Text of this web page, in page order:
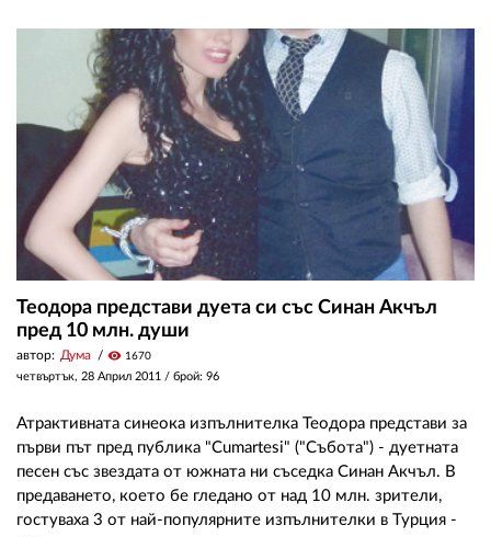
Теодора представи дуета си със Синан Акчъл
пред 10 млн. души
автор: Дума visibility 1670
четвъртък, 28 Април 2011 / брой: 96
Атрактивната синеока изпълнителка Теодора представи за
първи път пред публика "Cumartesi" ("Събота") - дуетната
песен със звездата от южната ни съседка Синан Акчъл. В
предаването, което бе гледано от над 10 млн. зрители,
гостуваха 3 от най-популярните изпълнителки в Турция -